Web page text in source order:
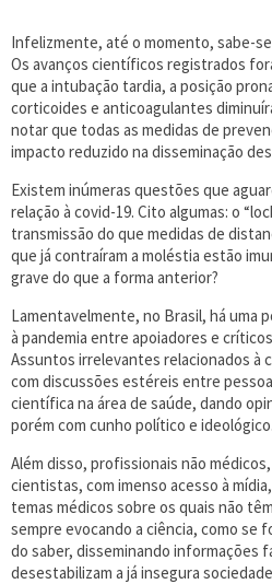
Infelizmente, até o momento, sabe-
Os avanços científicos registrados
que a intubação tardia, a posição
corticoides e anticoagulantes
notar que todas as medidas de
impacto reduzido na disseminação
Existem inúmeras questões que
relação à covid-19. Cito algumas: o
transmissão do que medidas de
que já contraíram a moléstia estão
grave do que a forma anterior?
Lamentavelmente, no Brasil, há uma
à pandemia entre apoiadores e
Assuntos irrelevantes relacionados à
com discussões estéreis entre
científica na área de saúde, dando
porém com cunho político e ideológico.
Além disso, profissionais não
cientistas, com imenso acesso à
temas médicos sobre os quais não
sempre evocando a ciência, como se
do saber, disseminando informações
desestabilizam a já insegura